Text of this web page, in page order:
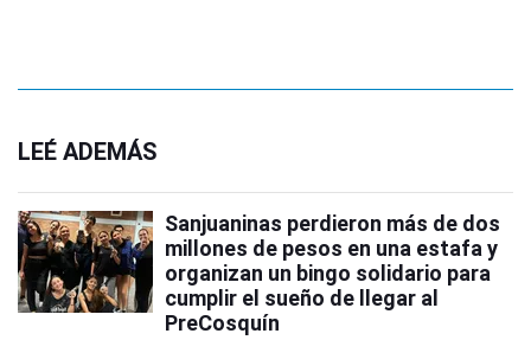
LEÉ ADEMÁS
Sanjuaninas perdieron más de dos
millones de pesos en una estafa y
organizan un bingo solidario para
cumplir el sueño de llegar al
PreCosquín